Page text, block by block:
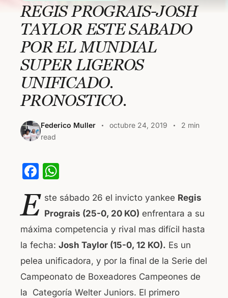
REGIS PROGRAIS-JOSH
TAYLOR ESTE SABADO
POR EL MUNDIAL
SUPER LIGEROS
UNIFICADO.
PRONOSTICO.
Federico Muller octubre 24, 2019
2 min
read
F
c
e
b
o
o
k
at
s
A
p
p
E ste sábado 26 el invicto yankee Regis
Prograis (25-0, 20 KO) enfrentara a su
máxima competencia y rival mas difícil hasta
la fecha: Josh Taylor (15-0, 12 KO). Es un
pelea unificadora, y por la final de la Serie del
Campeonato de Boxeadores Campeones de
la Categoría Welter Juniors. El primero